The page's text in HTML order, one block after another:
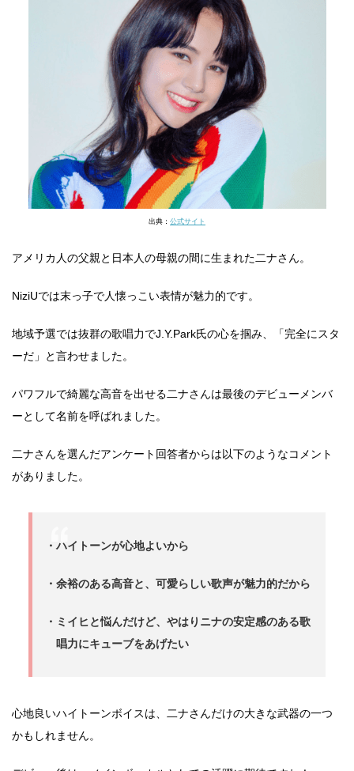
出典： 公式サイト
アメリカ人の父親と日本人の母親の間に生まれた二ナさん。
NiziUでは末っ子で人懐っこい表情が魅力的です。
地域予選では抜群の歌唱力でJ.Y.Park氏の心を掴み、「完全にスタ
ーだ」と言わせました。
パワフルで綺麗な高音を出せる二ナさんは最後のデビューメンバ
ーとして名前を呼ばれました。
二ナさんを選んだアンケート回答者からは以下のようなコメント
がありました。
・ハイトーンが心地よいから
・余裕のある高音と、可愛らしい歌声が魅力的だから
・ミイヒと悩んだけど、やはりニナの安定感のある歌
唱力にキューブをあげたい
心地良いハイトーンボイスは、二ナさんだけの大きな武器の一つ
かもしれません。